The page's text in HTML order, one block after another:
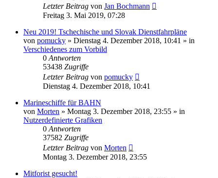
Letzter Beitrag von Jan Bochmann
Freitag 3. Mai 2019, 07:28
Neu 2019! Tschechische und Slovak Dienstfahrpläne
von pomucky » Dienstag 4. Dezember 2018, 10:41 » in
Verschiedenes zum Vorbild
0 Antworten
53438 Zugriffe
Letzter Beitrag von pomucky
Dienstag 4. Dezember 2018, 10:41
Marineschiffe für BAHN
von Morten » Montag 3. Dezember 2018, 23:55 » in
Nutzerdefinierte Grafiken
0 Antworten
37582 Zugriffe
Letzter Beitrag von Morten
Montag 3. Dezember 2018, 23:55
Mitforist gesucht!